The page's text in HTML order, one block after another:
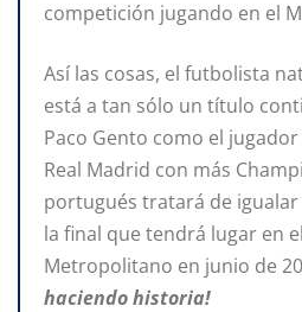
competición jugando en el
Así las cosas, el futbolista
está a tan sólo un título
Paco Gento como el
Real Madrid con más
portugués tratará de
la final que tendrá lugar en
Metropolitano en junio de
haciendo historia!